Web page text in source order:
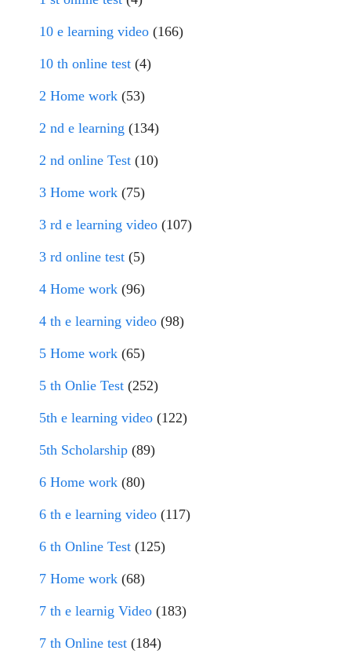
10 e learning video (166)
10 th online test (4)
2 Home work (53)
2 nd e learning (134)
2 nd online Test (10)
3 Home work (75)
3 rd e learning video (107)
3 rd online test (5)
4 Home work (96)
4 th e learning video (98)
5 Home work (65)
5 th Onlie Test (252)
5th e learning video (122)
5th Scholarship (89)
6 Home work (80)
6 th e learning video (117)
6 th Online Test (125)
7 Home work (68)
7 th e learnig Video (183)
7 th Online test (184)